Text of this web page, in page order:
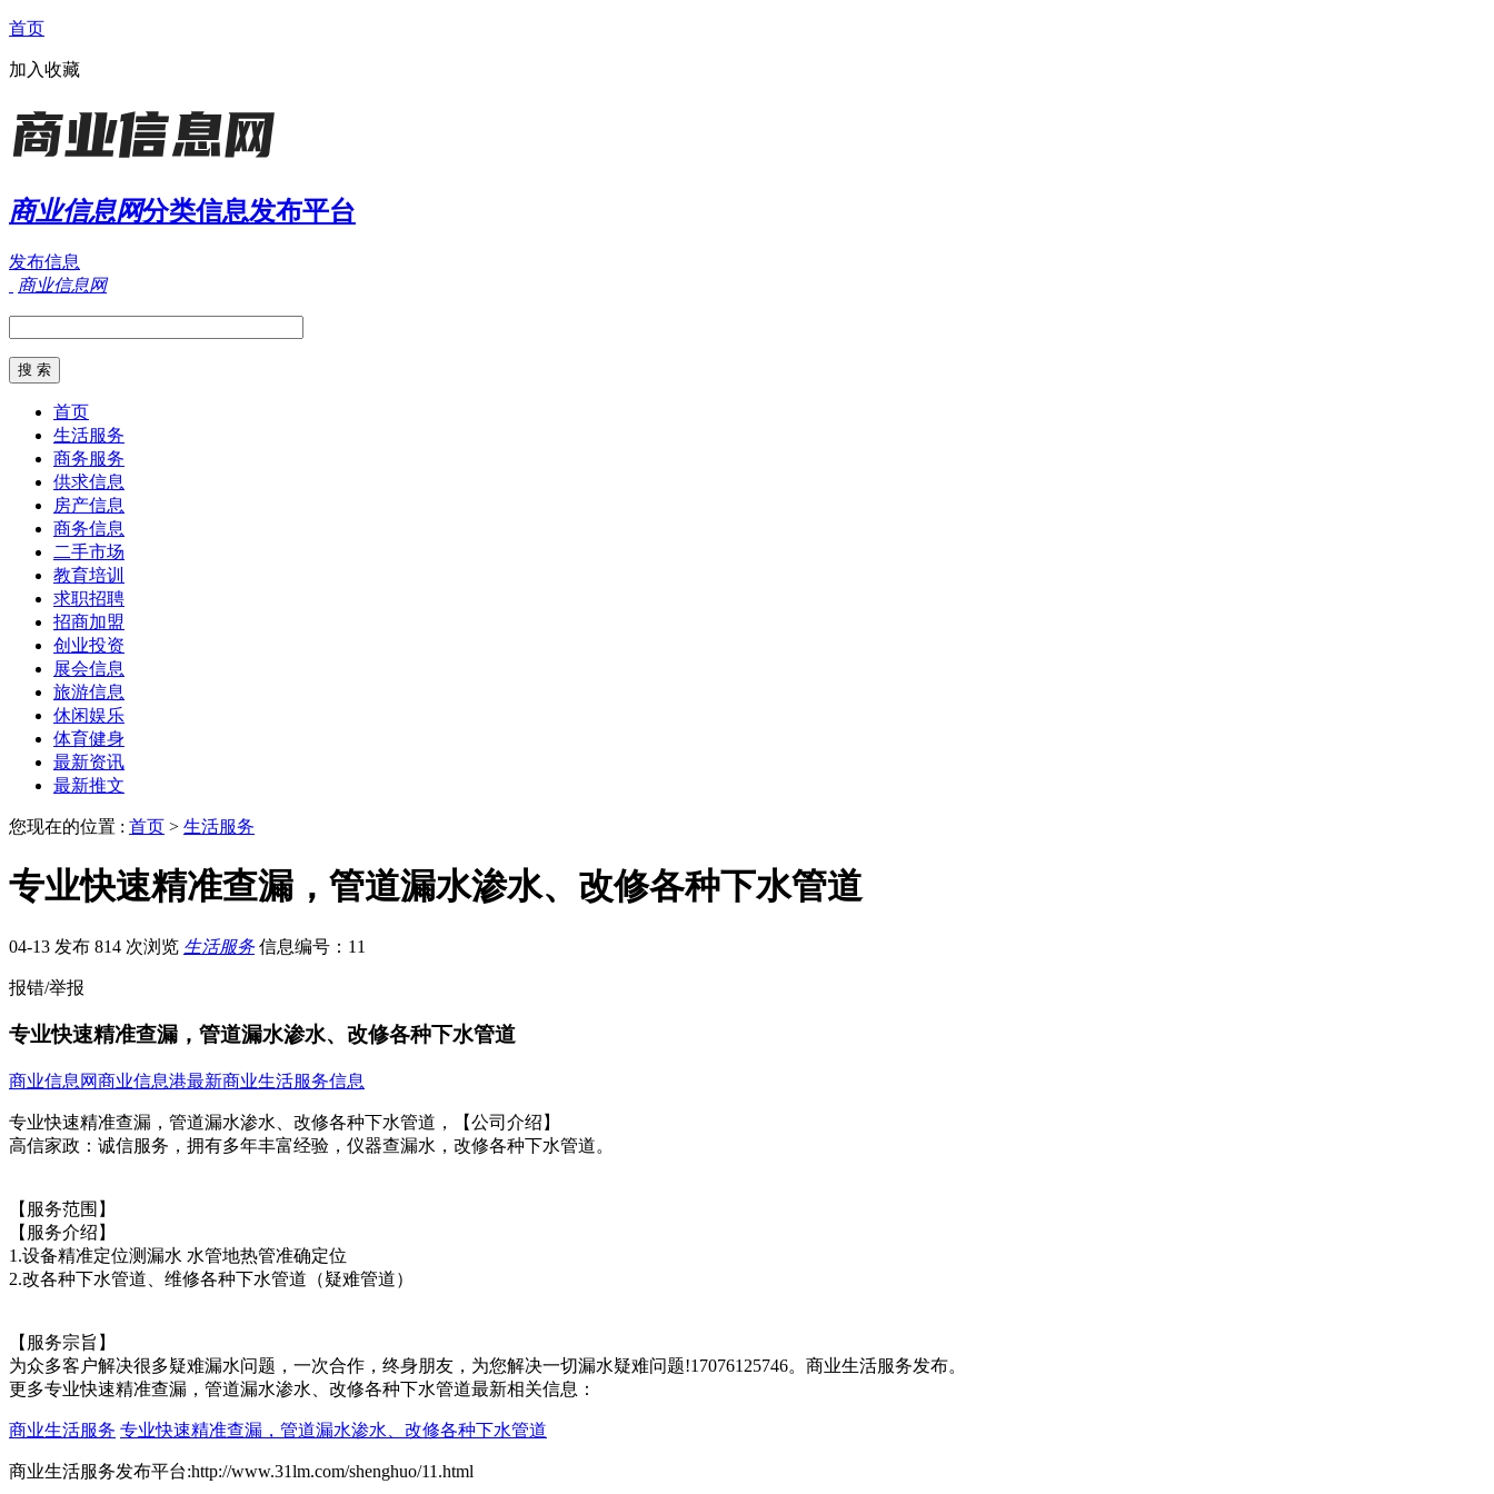
首页
加入收藏
商业信息网分类信息发布平台
发布信息
商业信息网
首页
生活服务
商务服务
供求信息
房产信息
商务信息
二手市场
教育培训
求职招聘
招商加盟
创业投资
展会信息
旅游信息
休闲娱乐
体育健身
最新资讯
最新推文
您现在的位置 : 首页 > 生活服务
专业快速精准查漏，管道漏水渗水、改修各种下水管道
04-13 发布 814 次浏览 生活服务 信息编号：11
报错/举报
专业快速精准查漏，管道漏水渗水、改修各种下水管道
商业信息网商业信息港最新商业生活服务信息
专业快速精准查漏，管道漏水渗水、改修各种下水管道，【公司介绍】
高信家政：诚信服务，拥有多年丰富经验，仪器查漏水，改修各种下水管道。
【服务范围】
【服务介绍】
1.设备精准定位测漏水 水管地热管准确定位
2.改各种下水管道、维修各种下水管道（疑难管道）
【服务宗旨】
为众多客户解决很多疑难漏水问题，一次合作，终身朋友，为您解决一切漏水疑难问题!17076125746。商业生活服务发布。
更多专业快速精准查漏，管道漏水渗水、改修各种下水管道最新相关信息：
商业生活服务 专业快速精准查漏，管道漏水渗水、改修各种下水管道
商业生活服务发布平台:http://www.31lm.com/shenghuo/11.html